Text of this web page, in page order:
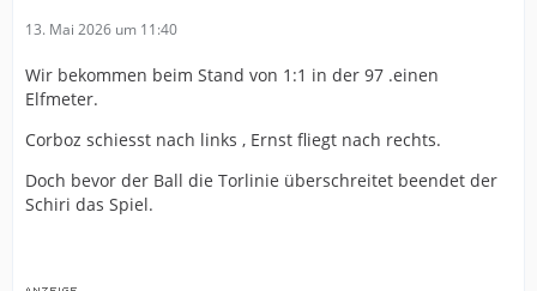
13. Mai 2026 um 11:40
Wir bekommen beim Stand von 1:1 in der 97 .einen
Elfmeter.
Corboz schiesst nach links , Ernst fliegt nach rechts.
Doch bevor der Ball die Torlinie überschreitet beendet der
Schiri das Spiel.